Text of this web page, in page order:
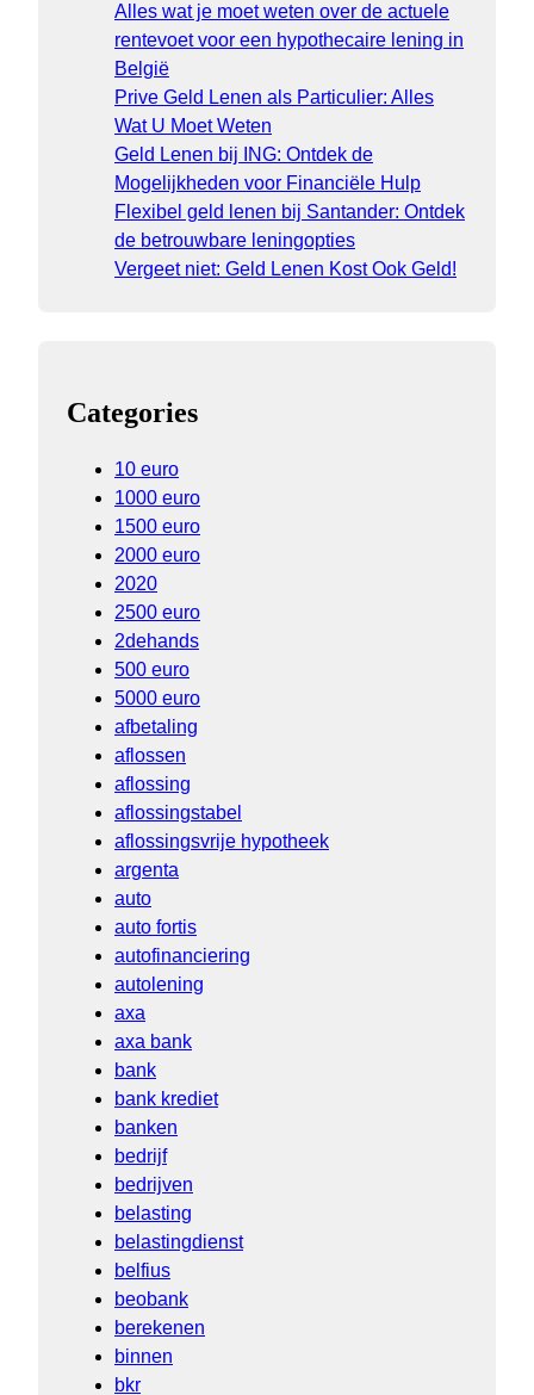
Alles wat je moet weten over de actuele
rentevoet voor een hypothecaire lening in
België
Prive Geld Lenen als Particulier: Alles
Wat U Moet Weten
Geld Lenen bij ING: Ontdek de
Mogelijkheden voor Financiële Hulp
Flexibel geld lenen bij Santander: Ontdek
de betrouwbare leningopties
Vergeet niet: Geld Lenen Kost Ook Geld!
Categories
10 euro
1000 euro
1500 euro
2000 euro
2020
2500 euro
2dehands
500 euro
5000 euro
afbetaling
aflossen
aflossing
aflossingstabel
aflossingsvrije hypotheek
argenta
auto
auto fortis
autofinanciering
autolening
axa
axa bank
bank
bank krediet
banken
bedrijf
bedrijven
belasting
belastingdienst
belfius
beobank
berekenen
binnen
bkr